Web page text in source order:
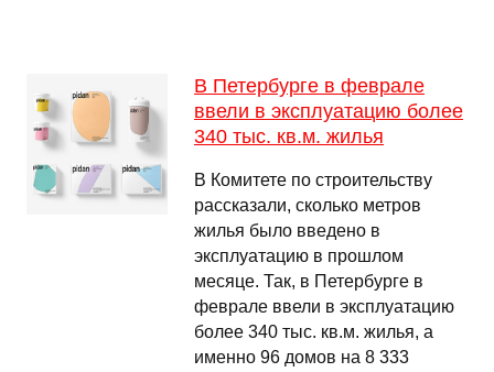
В Петербурге в феврале
ввели в эксплуатацию более
340 тыс. кв.м. жилья
В Комитете по строительству
рассказали, сколько метров
жилья было введено в
эксплуатацию в прошлом
месяце. Так, в Петербурге в
феврале ввели в эксплуатацию
более 340 тыс. кв.м. жилья, а
именно 96 домов на 8 333